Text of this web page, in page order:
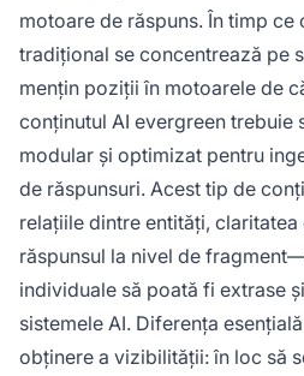
motoare de răspuns. În timp
tradițional se concentrează pe
mențin poziții în motoarele de
conținutul AI evergreen trebuie
modular și optimizat pentru
de răspunsuri. Acest tip de
relațiile dintre entități,
răspunsul la nivel de
individuale să poată fi extrase
sistemele AI. Diferența
obținere a vizibilității: în loc să